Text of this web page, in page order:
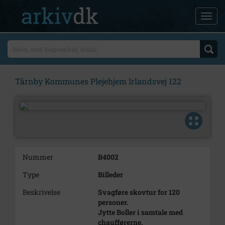
Tårnby Kommunes Plejehjem Irlandsvej 122
Nummer
B4002
Type
Billeder
Beskrivelse
Svagføre skovtur for 120
personer.
Jytte Boller i samtale med
chaufførerne.